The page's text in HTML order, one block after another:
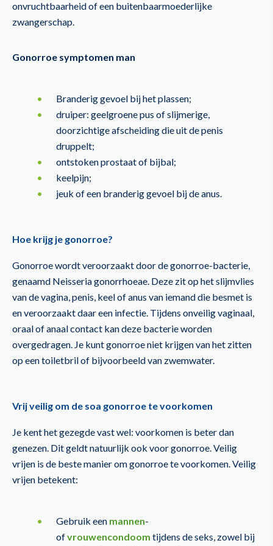
onvruchtbaarheid of een buitenbaarmoederlijke
zwangerschap.
Gonorroe symptomen man
Branderig gevoel bij het plassen;
druiper: geelgroene pus of slijmerige,
doorzichtige afscheiding die uit de penis
druppelt;
ontstoken prostaat of bijbal;
keelpijn;
jeuk of een branderig gevoel bij de anus.
Hoe krijg je gonorroe?
Gonorroe wordt veroorzaakt door de gonorroe-bacterie,
genaamd Neisseria gonorrhoeae. Deze zit op het slijmvlies
van de vagina, penis, keel of anus van iemand die besmet is
en veroorzaakt daar een infectie. Tijdens onveilig vaginaal,
oraal of anaal contact kan deze bacterie worden
overgedragen. Je kunt gonorroe niet krijgen van het zitten
op een toiletbril of bijvoorbeeld van zwemwater.
Vrij veilig om de soa gonorroe te voorkomen
Je kent het gezegde vast wel: voorkomen is beter dan
genezen. Dit geldt natuurlijk ook voor gonorroe. Veilig
vrijen is de beste manier om gonorroe te voorkomen. Veilig
vrijen betekent:
Gebruik een mannen-
ofvrouwencondoom tijdens de seks, zowel bij